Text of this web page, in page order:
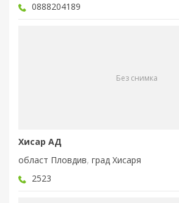
0888204189
Без снимка
Хисар АД
област Пловдив, град Хисаря
2523